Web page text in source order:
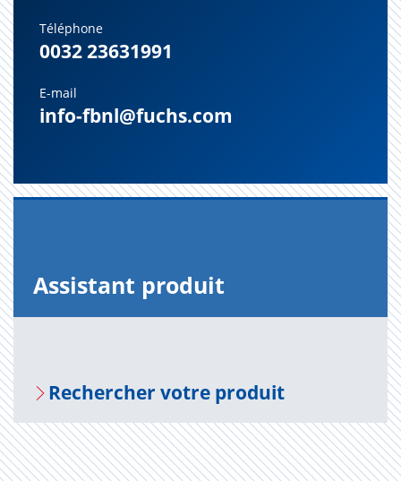
Téléphone
0032 23631991
E-mail
info-fbnl@fuchs.com
Assis­tant pro­duit
Recher­cher votre pro­duit